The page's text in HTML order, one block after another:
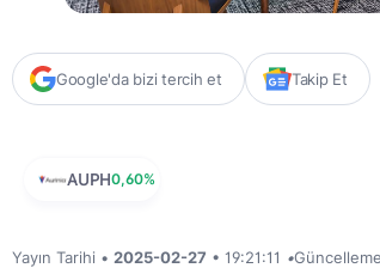
Google'da bizi tercih et Takip Et
AUPH0,60%
Yayın Tarihi • 2025-02-27 • 19:21:11 •Güncelleme